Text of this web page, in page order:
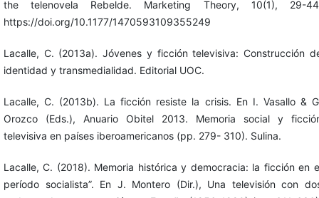
the telenovela Rebelde. Marketing Theory, 10(1), 29-
https://doi.org/10.1177/1470593109355249
Lacalle, C. (2013a). Jóvenes y ficción televisiva: Construcción
identidad y transmedialidad. Editorial UOC.
Lacalle, C. (2013b). La ficción resiste la crisis. En I. Vasallo &
Orozco (Eds.), Anuario Obitel 2013. Memoria social y
televisiva en países iberoamericanos (pp. 279- 310). Sulina.
Lacalle, C. (2018). Memoria histórica y democracia: la ficción en
período socialista”. En J. Montero (Dir.), Una televisión con